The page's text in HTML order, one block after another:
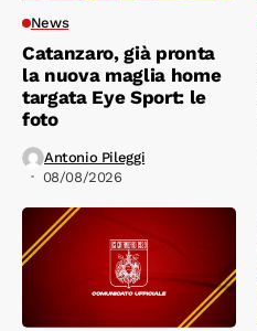
News
Catanzaro, già pronta
la nuova maglia home
targata Eye Sport: le
foto
Antonio Pileggi
08/08/2026